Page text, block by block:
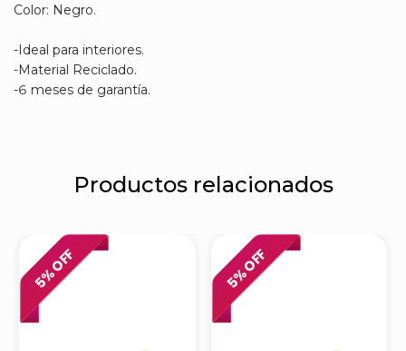
Color: Negro.
-Ideal para interiores.
-Material Reciclado.
-6 meses de garantía.
Productos relacionados
5
% OFF 5
% OFF